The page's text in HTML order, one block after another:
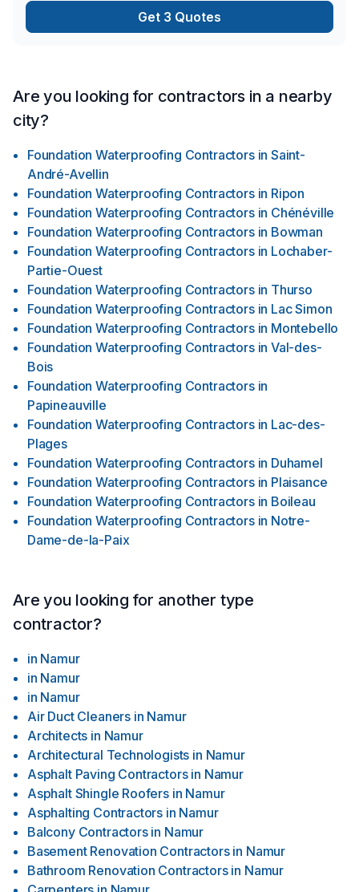
design et à la conception de vos projets.N’hésitez pas à
nous contacter pour une soumission gratuite. Alexandre
Get 3 Quotes
Are you looking for contractors in a nearby
city?
Foundation Waterproofing Contractors in Saint-
André-Avellin
Foundation Waterproofing Contractors in Ripon
Foundation Waterproofing Contractors in Chénéville
Foundation Waterproofing Contractors in Bowman
Foundation Waterproofing Contractors in Lochaber-
Partie-Ouest
Foundation Waterproofing Contractors in Thurso
Foundation Waterproofing Contractors in Lac Simon
Foundation Waterproofing Contractors in Montebello
Foundation Waterproofing Contractors in Val-des-
Bois
Foundation Waterproofing Contractors in
Papineauville
Foundation Waterproofing Contractors in Lac-des-
Plages
Foundation Waterproofing Contractors in Duhamel
Foundation Waterproofing Contractors in Plaisance
Foundation Waterproofing Contractors in Boileau
Foundation Waterproofing Contractors in Notre-
Dame-de-la-Paix
Are you looking for another type
contractor?
in Namur
in Namur
in Namur
Air Duct Cleaners in Namur
Architects in Namur
Architectural Technologists in Namur
Asphalt Paving Contractors in Namur
Asphalt Shingle Roofers in Namur
Asphalting Contractors in Namur
Balcony Contractors in Namur
Basement Renovation Contractors in Namur
Bathroom Renovation Contractors in Namur